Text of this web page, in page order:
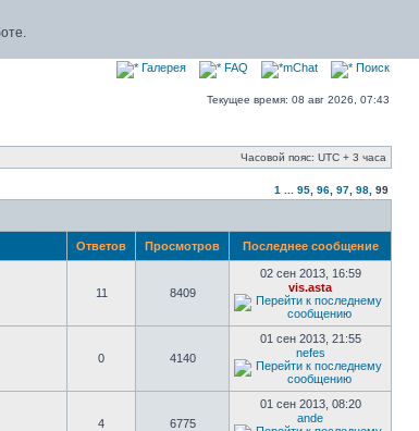
Галерея FAQ mChat Поиск
Текущее время: 08 авг 2026, 07:43
Часовой пояс: UTC + 3 часа
1 95 96 97 98 99
Ответов Просмотров Последнее сообщение
11 8409
02 сен 2013, 16:59
vis.asta
0 4140
01 сен 2013, 21:55
nefes
4 6775
01 сен 2013, 08:20
ande